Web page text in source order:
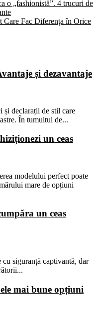
o „fashionistă”. 4 trucuri de
Care Fac Diferența în Orice
și dezavantaje
și declarații de stil care
În tumultul de...
un ceas
modelului perfect poate
mare de opțiuni
un ceas
cu siguranță captivantă, dar
mai bune opțiuni